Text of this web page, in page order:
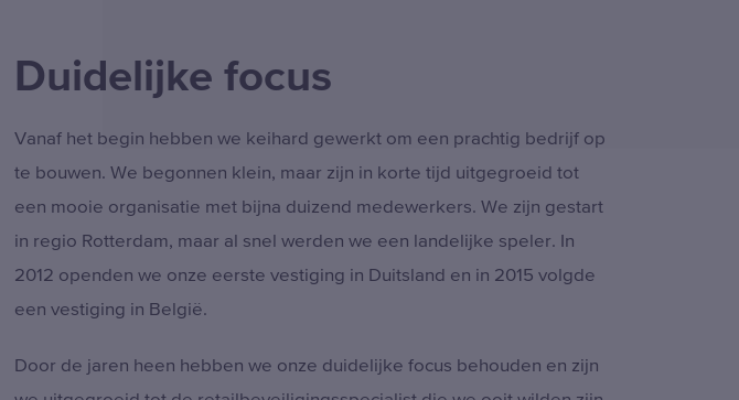
Duidelijke focus
Vanaf het begin hebben we keihard gewerkt om een prachtig bedrijf op
te bouwen. We begonnen klein, maar zijn in korte tijd uitgegroeid tot
een mooie organisatie met bijna duizend medewerkers. We zijn gestart
in regio Rotterdam, maar al snel werden we een landelijke speler. In
2012 openden we onze eerste vestiging in Duitsland en in 2015 volgde
een vestiging in België.
Door de jaren heen hebben we onze duidelijke focus behouden en zijn